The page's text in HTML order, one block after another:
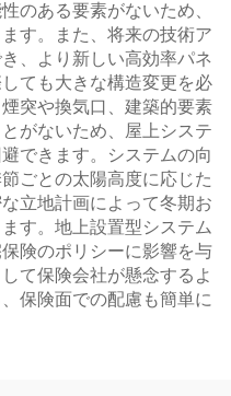
のある要素がないため、
す。また、将来の技術ア
、より新しい高効率パネ
ても大きな構造変更を必
突や換気口、建築的要素
がないため、屋上システ
できます。システムの向
ごとの太陽高度に応じた
立地計画によって冬期お
す。地上設置型システム
険のポリシーに影響を与
て保険会社が懸念するよ
保険面での配慮も簡単に